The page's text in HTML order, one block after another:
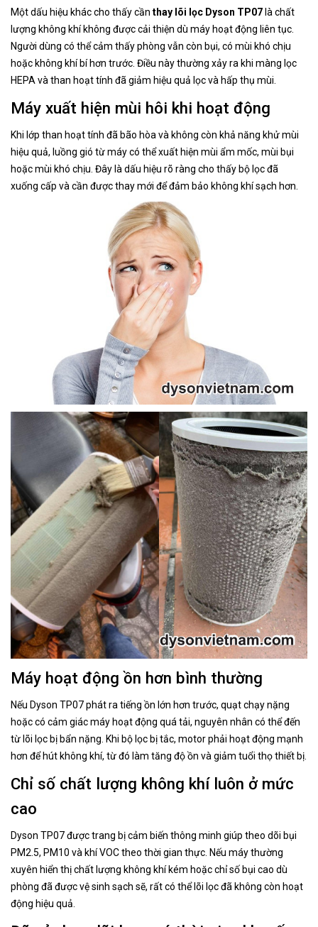
Một dấu hiệu khác cho thấy cần thay lõi lọc Dyson TP07 là chất
lượng không khí không được cải thiện dù máy hoạt động liên tục.
Người dùng có thể cảm thấy phòng vẫn còn bụi, có mùi khó chịu
hoặc không khí bí hơn trước. Điều này thường xảy ra khi màng lọc
HEPA và than hoạt tính đã giảm hiệu quả lọc và hấp thụ mùi.
Máy xuất hiện mùi hôi khi hoạt động
Khi lớp than hoạt tính đã bão hòa và không còn khả năng khử mùi
hiệu quả, luồng gió từ máy có thể xuất hiện mùi ẩm mốc, mùi bụi
hoặc mùi khó chịu. Đây là dấu hiệu rõ ràng cho thấy bộ lọc đã
xuống cấp và cần được thay mới để đảm bảo không khí sạch hơn.
Máy hoạt động ồn hơn bình thường
Nếu Dyson TP07 phát ra tiếng ồn lớn hơn trước, quạt chạy nặng
hoặc có cảm giác máy hoạt động quá tải, nguyên nhân có thể đến
từ lõi lọc bị bẩn nặng. Khi bộ lọc bị tắc, motor phải hoạt động mạnh
hơn để hút không khí, từ đó làm tăng độ ồn và giảm tuổi thọ thiết bị.
Chỉ số chất lượng không khí luôn ở mức
cao
Dyson TP07 được trang bị cảm biến thông minh giúp theo dõi bụi
PM2.5, PM10 và khí VOC theo thời gian thực. Nếu máy thường
xuyên hiển thị chất lượng không khí kém hoặc chỉ số bụi cao dù
phòng đã được vệ sinh sạch sẽ, rất có thể lõi lọc đã không còn hoạt
động hiệu quả.